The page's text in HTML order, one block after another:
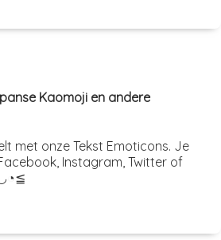
Kaomoji en andere
met onze Tekst Emoticons. Je
Instagram, Twitter of